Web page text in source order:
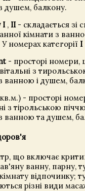
душем, балкону.
I, II- складається зі
кімнати з
номерах категорії I
- просторі номери,
з
ванною і душем,
- просторі
з тірольською
ванною та душем,
що включає
ванну, парну,
відпочинку;
різні види